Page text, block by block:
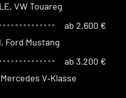
VW Touareg
ab 2.600 €
Ford Mustang
ab 3.200 €
V‑Klasse